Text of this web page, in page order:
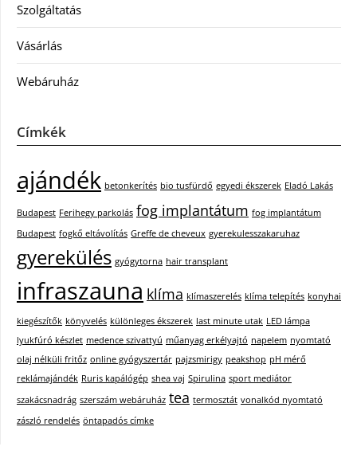
Szolgáltatás
Vásárlás
Webáruház
Címkék
ajándék betonkerítés bio tusfürdő egyedi ékszerek Eladó Lakás
Budapest Ferihegy parkolás fog implantátum fog implantátum
Budapest fogkő eltávolítás Greffe de cheveux gyerekulesszakaruhaz
gyerekülés gyógytorna hair transplant
infraszauna klíma klímaszerelés klíma telepítés konyhai
kiegészítők könyvelés különleges ékszerek last minute utak LED lámpa
lyukfúró készlet medence szivattyú műanyag erkélyajtó napelem nyomtató
olaj nélküli fritőz online gyógyszertár pajzsmirigy peakshop pH mérő
reklámajándék Ruris kapálógép shea vaj Spirulina sport mediátor
szakácsnadrág szerszám webáruház tea termosztát vonalkód nyomtató
zászló rendelés öntapadós címke